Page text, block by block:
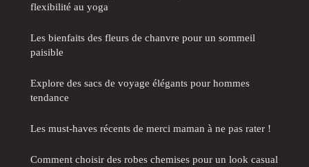
flexibilité au yoga
Les bienfaits des fleurs de chanvre pour un sommeil
paisible
Explore des sacs de voyage élégants pour hommes
tendance
Les must-haves récents de merci maman à ne pas rater !
Comment choisir des robes chemises pour un look casual